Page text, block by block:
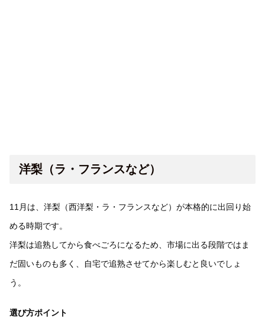
洋梨（ラ・フランスなど）
11月は、洋梨（西洋梨・ラ・フランスなど）が本格的に出回り始
める時期です。
洋梨は追熟してから食べごろになるため、市場に出る段階ではま
だ固いものも多く、自宅で追熟させてから楽しむと良いでしょ
う。
選び方ポイント